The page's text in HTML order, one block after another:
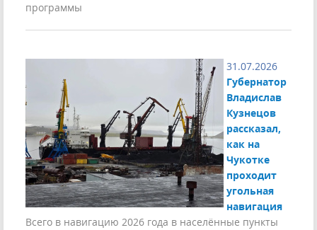
программы
31.07.2026
Губернатор
Владислав
Кузнецов
рассказал,
как на
Чукотке
проходит
угольная
навигация
Всего в навигацию 2026 года в населённые пункты